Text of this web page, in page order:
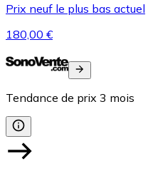
Prix neuf le plus bas actuel
180,00 €
Tendance de prix 3 mois